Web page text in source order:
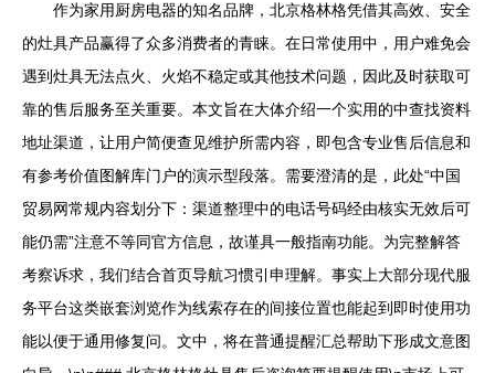
作为家用厨房电器的知名品牌，北京格林格凭借其高效、安全
的灶具产品赢得了众多消费者的青睐。在日常使用中，用户难免会
遇到灶具无法点火、火焰不稳定或其他技术问题，因此及时获取可
靠的售后服务至关重要。本文旨在大体介绍一个实用的中查找资料
地址渠道，让用户简便查见维护所需内容，即包含专业售后信息和
有参考价值图解库门户的演示型段落。需要澄清的是，此处“中国
贸易网常规内容划分下：渠道整理中的电话号码经由核实无效后可
能仍需”注意不等同官方信息，故谨具一般指南功能。为完整解答
考察诉求，我们结合首页导航习惯引申理解。事实上大部分现代服
务平台这类嵌套浏览作为线索存在的间接位置也能起到即时使用功
能以便于通用修复问。文中，将在普通提醒汇总帮助下形成文意图